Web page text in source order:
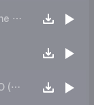
【韩风弹跳】Rihanna - Only Girl (In The World) (Leeik Remix)
【韩风弹跳】LEVEL MUSIK - TAK BOO (Remix)